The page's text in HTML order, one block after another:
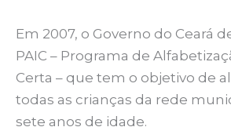
Em 2007, o Governo do Ceará
PAIC – Programa de
Certa – que tem o objetivo de
todas as crianças da rede
sete anos de idade.